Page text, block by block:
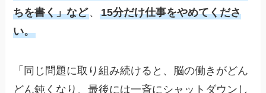
ちを書く」など、15分だけ仕事をやめてくださ
い。
「同じ問題に取り組み続けると、脳の働きがどん
どん鈍くなり、最後には一斉にシャットダウンし